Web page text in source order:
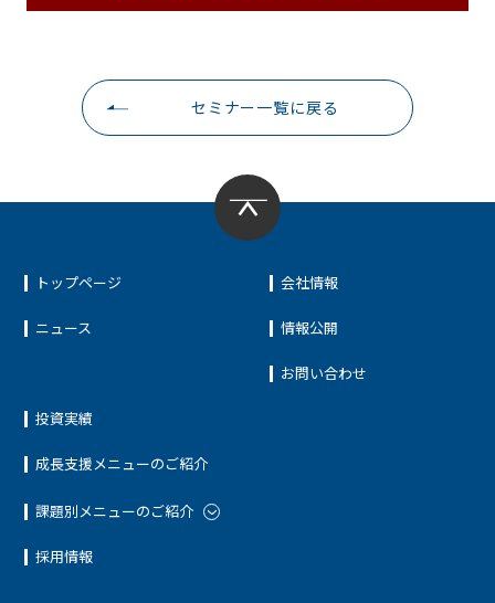
セミナー一覧に戻る
トップページ
ニュース
投資実績
成長支援メニューのご紹介
課題別メニューのご紹介
採用情報
会社情報
情報公開
お問い合わせ